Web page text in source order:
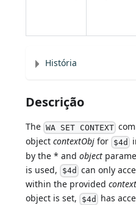
História
Descrição
The WA SET CONTEXT
objectcontextObj for $4d
by the * andobject
is used, $4d can only
within the provided
object is set, $4d has